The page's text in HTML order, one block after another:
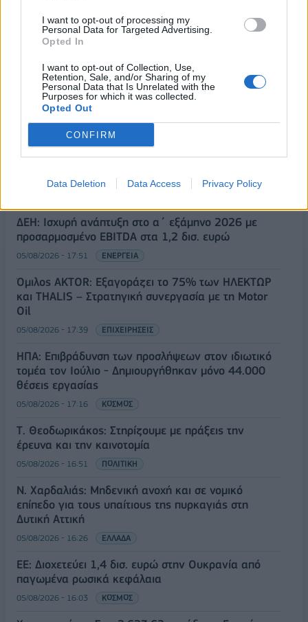
I want to opt-out of processing my
Personal Data for Targeted Advertising.
Opted In
I want to opt-out of Collection, Use,
Retention, Sale, and/or Sharing of my
Personal Data that Is Unrelated with the
Purposes for which it was collected.
Opted Out
CONFIRM
Data Deletion Data Access Privacy Policy
Χρηματιστήριο: Πτώση κατά 0,18%, στα 315,71
εκατ. ευρώ ο τζίρος
05/08/2026 - 18:27 ΟΙΚΟΝΟΜΙΑ
διασύνδεση Ελλάδας – Κύπρου
ΔΕΗ: Ισχυρή ανάπτυξη στο α΄ εξάμηνο 2026 με
προσαρμοσμένο EBITDA στα 1,2 δισ. ευρώ
05/08/2026 - 17:51 ΕΝΕΡΓΕΙΑ
Όμιλος AKTOR: Εξαγοράζει το 75% των ΗΛΕΚΤΩΡ
και THALIS – Στρατηγική συνεργασία με τη Motor
Oil
05/08/2026 - 17:39 ΕΠΙΧΕΙΡΗΣΕΙΣ
ΗΠΑ: Επιβράδυνση των προσλήψεων στον ιδιωτικό
τομέα τον Ιούλιο - Δημιουργήθηκαν μόνο 44.000
θέσεις εργασίας
05/08/2026 - 17:16 ΚΟΣΜΟΣ
Τ. Θεοδωρικάκος: Στηρίζουμε με πράξεις την
έρευνα και την καινοτομία
05/08/2026 - 16:51 ΠΟΛΙΤΙΚΗ
Ν. Χαρδαλιάς: Μηδενική ανοχή και σε νομικό
επίπεδο για τους υπαίτιους της πυρκαγιάς στη
Δυτική Αττική
05/08/2026 - 16:26 ΕΛΛΑΔΑ
ΕΕ: Διοχετεύει 1,4 δισ. ευρώ στην Ουκρανία από
παγωμένα ρωσικά κεφάλαια
05/08/2026 - 16:03 ΚΟΣΜΟΣ